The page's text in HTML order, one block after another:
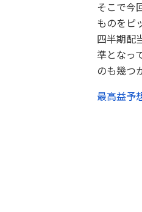
そこで今
ものをピ
四半期配
準となっ
のも幾つ
最高益予